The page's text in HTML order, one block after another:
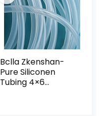
Bclla Zkenshan-
Pure Siliconen
Tubing 4×6